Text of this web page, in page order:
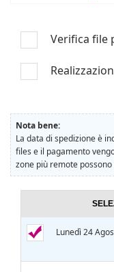
Verifica file
Nota bene:
La data di spedizione è
files e il pagamento
zone più remote
Lunedì 24